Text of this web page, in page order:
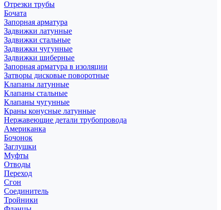
Отрезки трубы
Бочата
Запорная арматура
Задвижки латунные
Задвижки стальные
Задвижки чугунные
Задвижки шиберные
Запорная арматура в изоляции
Затворы дисковые поворотные
Клапаны латунные
Клапаны стальные
Клапаны чугунные
Краны конусные латунные
Нержавеющие детали трубопровода
Американка
Бочонок
Заглушки
Муфты
Отводы
Переход
Сгон
Соединитель
Тройники